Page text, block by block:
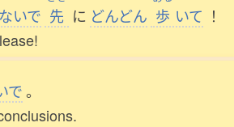
いで 先 に どんどん 歩 いて ！
で。